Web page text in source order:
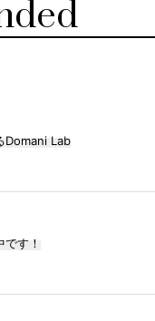
Domani Lab
す！